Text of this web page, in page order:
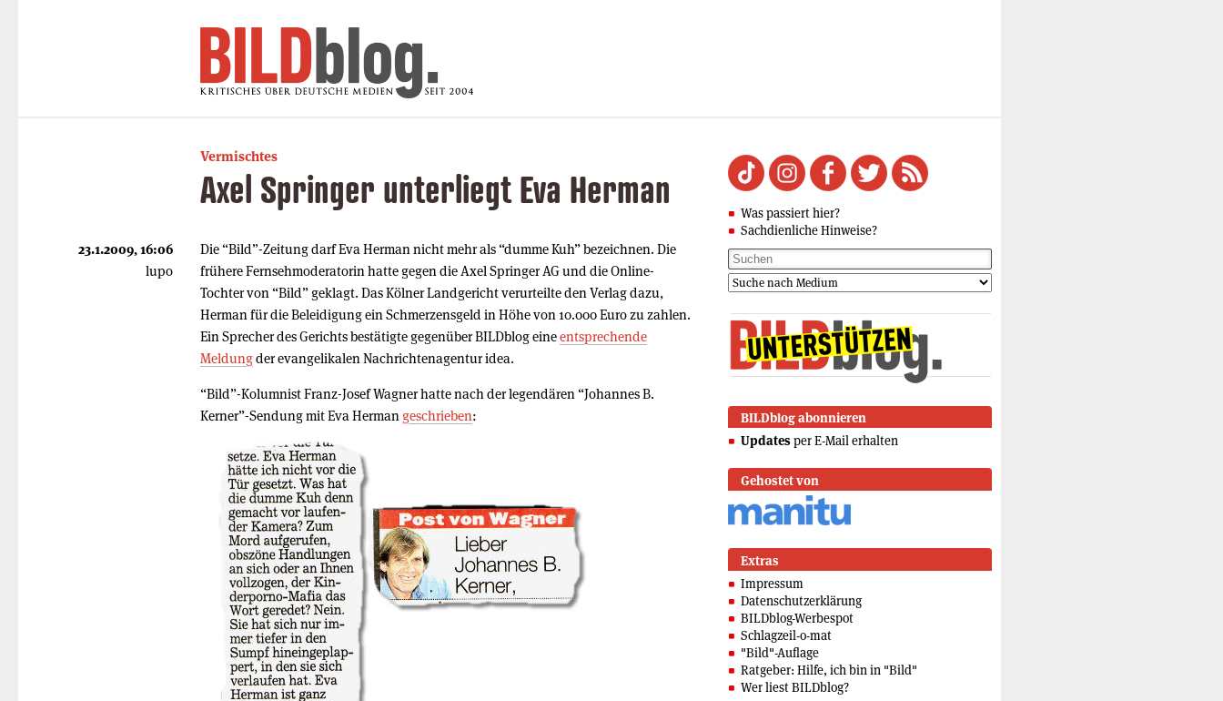
Vermischtes
Axel Springer unterliegt Eva Herman
Die “Bild”-Zeitung darf Eva Herman nicht mehr als “dumme Kuh” bezeichnen. Die
frühere Fernsehmoderatorin hatte gegen die Axel Springer AG und die Online-
Tochter von “Bild” geklagt. Das Kölner Landgericht verurteilte den Verlag dazu,
Herman für die Beleidigung ein Schmerzensgeld in Höhe von 10.000 Euro zu zahlen.
Ein Sprecher des Gerichts bestätigte gegenüber BILDblog eineentsprechende
Meldungder evangelikalen Nachrichtenagentur idea.
“Bild”-Kolumnist Franz-Josef Wagner hatte nach der legendären “Johannes B.
Kerner”-Sendung mit Eva Herman geschrieben:
23.1.2009, 16:06
lupo
Was passiert hier?
Sachdienliche Hinweise?
BILDblog abonnieren
Updates per E-Mail erhalten
Gehostet von
Extras
Impressum
Datenschutzerklärung
BILDblog-Werbespot
Schlagzeil-o-mat
"Bild"-Auflage
Ratgeber: Hilfe, ich bin in "Bild"
Wer liest BILDblog?